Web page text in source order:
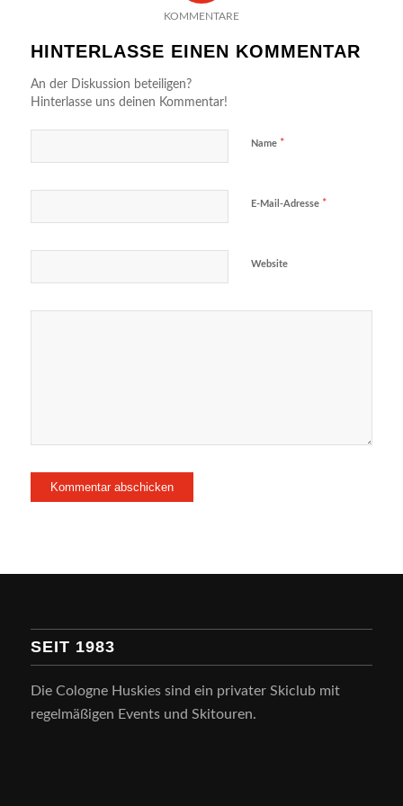
KOMMENTARE
HINTERLASSE EINEN KOMMENTAR
An der Diskussion beteiligen?
Hinterlasse uns deinen Kommentar!
Name *
E-Mail-Adresse *
Website
SEIT 1983
Die Cologne Huskies sind ein privater Skiclub mit
regelmäßigen Events und Skitouren.